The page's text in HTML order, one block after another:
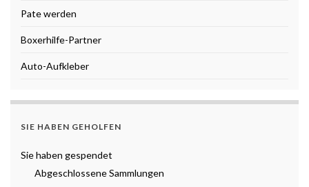
Pate werden
Boxerhilfe-Partner
Auto-Aufkleber
SIE HABEN GEHOLFEN
Sie haben gespendet
Abgeschlossene Sammlungen